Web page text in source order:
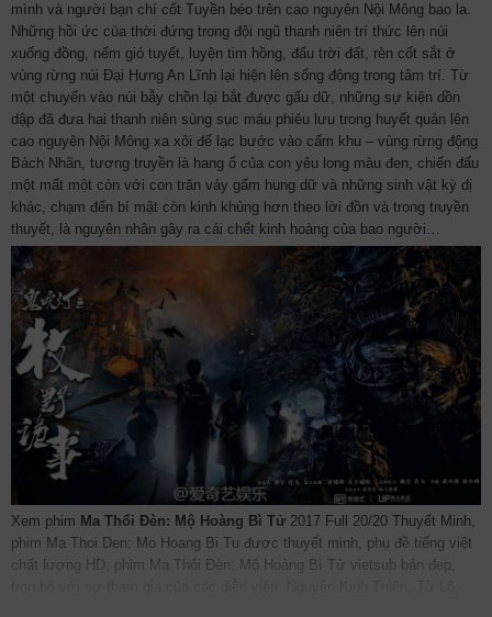
mình và người bạn chí cốt Tuyền béo trên cao nguyên Nội Mông bao la.
Những hồi ức của thời đứng trong đội ngũ thanh niên trí thức lên núi
xuống đồng, nếm gió tuyết, luyện tim hồng, đấu trời đất, rèn cốt sắt ở
vùng rừng núi Đại Hưng An Lĩnh lại hiện lên sống động trong tâm trí. Từ
một chuyến vào núi bẫy chồn lại bắt được gấu dữ, những sự kiện dồn
dập đã đưa hai thanh niên sùng sục máu phiêu lưu trong huyết quản lên
cao nguyên Nội Mông xa xôi để lạc bước vào cấm khu – vùng rừng động
Bách Nhãn, tương truyền là hang ổ của con yêu long màu đen, chiến đấu
một mất một còn với con trăn vảy gấm hung dữ và những sinh vật kỳ dị
khác, chạm đến bí mật còn kinh khủng hơn theo lời đồn và trong truyền
thuyết, là nguyên nhân gây ra cái chết kinh hoàng của bao người…
Xem phim Ma Thổi Đèn: Mộ Hoàng Bì Tử 2017 Full 20/20 Thuyết Minh,
phim Ma Thoi Den: Mo Hoang Bi Tu được thuyết minh, phụ đề tiếng việt
chất lượng HD, phim Ma Thổi Đèn: Mộ Hoàng Bì Tử vietsub bản đẹp,